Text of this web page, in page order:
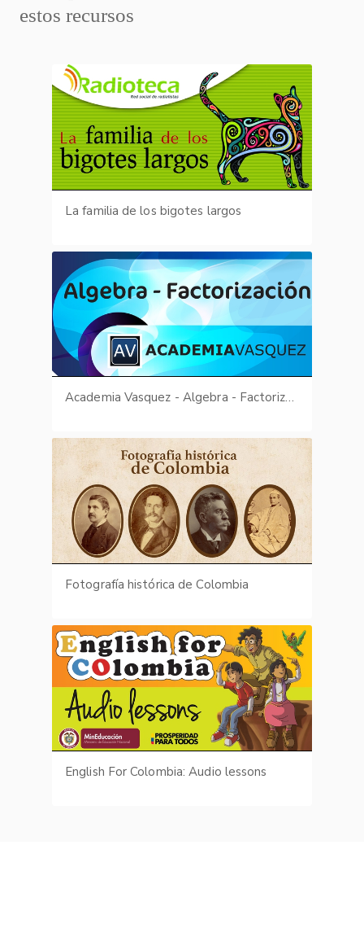
estos recursos
La familia de los bigotes largos
Academia Vasquez - Algebra - Factorización
Fotografía histórica de Colombia
English For Colombia: Audio lessons